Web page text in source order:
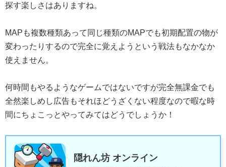
探す楽しさはありますね。
MAPも複数種類あって同じ種類のMAPでも初期配置の物が
変わったりするので完全に覚えようという戦法もなかなか
使えません。
何時間もやるようなゲームではないですが完全無課金でも
全然楽しめし広告もそれほどうざくない程度なので暇な時
間にちょこっとやってみてはどうでしょうか！
隠れん坊 オンライン